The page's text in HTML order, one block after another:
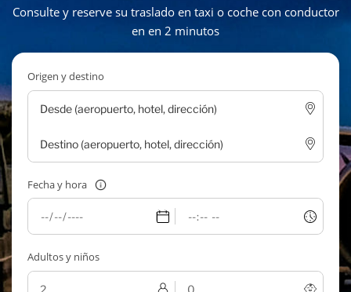
Consulte y reserve su traslado en taxi o coche con conductor
en en 2 minutos
Origen y destino
Fecha y hora
Adultos y niños